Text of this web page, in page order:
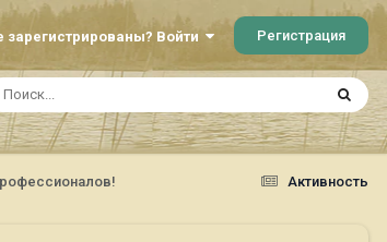
зарегистрированы? Войти Регистрация
Активность